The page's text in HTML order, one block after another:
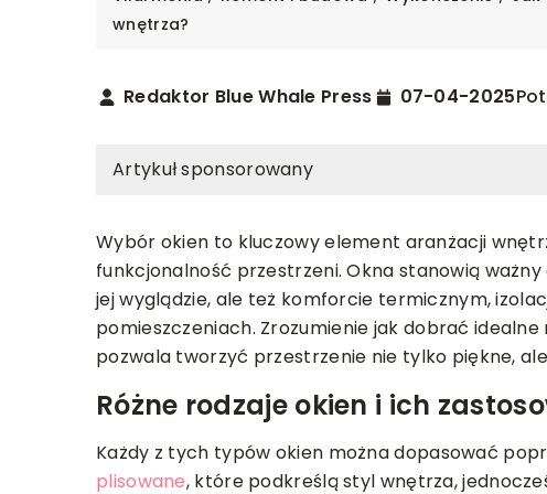
wnętrza?
Redaktor Blue Whale Press 07-04-2025
Artykuł sponsorowany
Wybór okien to kluczowy element aranżacji
funkcjonalność przestrzeni. Okna stanowią
jej wyglądzie, ale też komforcie termicznym,
pomieszczeniach. Zrozumienie jak dobrać
pozwala tworzyć przestrzenie nie tylko piękne,
Różne rodzaje okien i ich
Każdy z tych typów okien można dopasować
plisowane, które podkreślą styl wnętrza,
ogrodzie: Przestrzeń relaksu i
na świeżym powietrzu
REMONT I BUDOWA
Jak wybrać idealne
dekoracyjne, które
wnętrza?